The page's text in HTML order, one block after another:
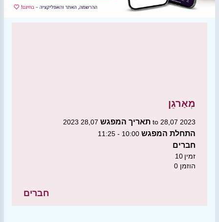
מְאַרגֵן
תאריך המפגש 28,07 2023 to 28,07 2023
התחלת המפגש 10:00 - 11:25
חברים
10 זמין
0 הוזמן
חברים